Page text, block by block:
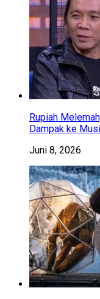
Rupiah
Dampak ke
Juni 8, 2026